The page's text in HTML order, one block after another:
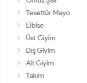
Tesettür Mayo
Elbise
Üst Giyim
Dış Giyim
Alt Giyim
Takım